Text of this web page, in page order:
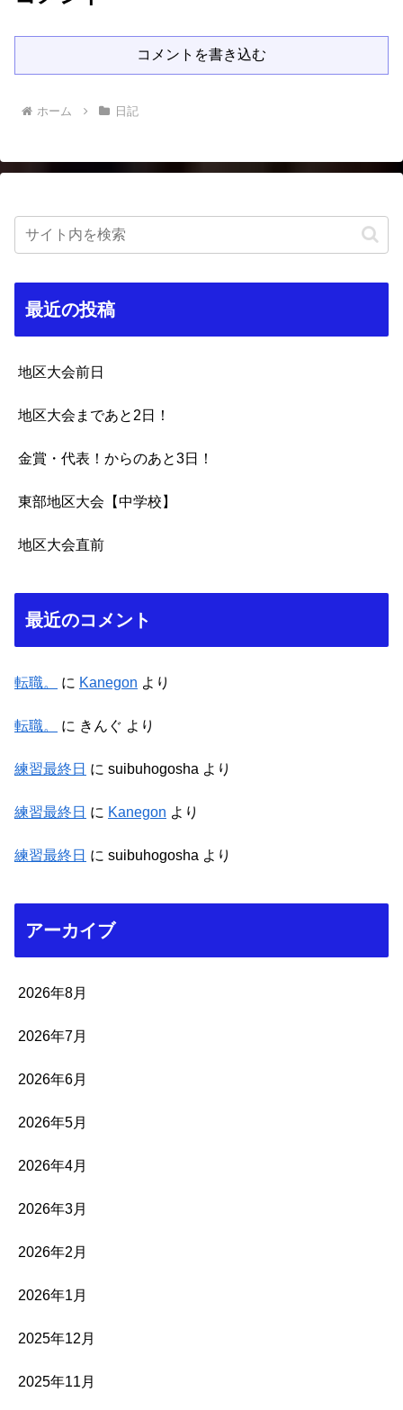
コメントを書き込む
ホーム 日記
最近の投稿
地区大会前日
地区大会まであと2日！
金賞・代表！からのあと3日！
東部地区大会【中学校】
地区大会直前
最近のコメント
転職。 に Kanegon より
転職。 に きんぐ より
練習最終日 に suibuhogosha より
練習最終日 に Kanegon より
練習最終日 に suibuhogosha より
アーカイブ
2026年8月
2026年7月
2026年6月
2026年5月
2026年4月
2026年3月
2026年2月
2026年1月
2025年12月
2025年11月